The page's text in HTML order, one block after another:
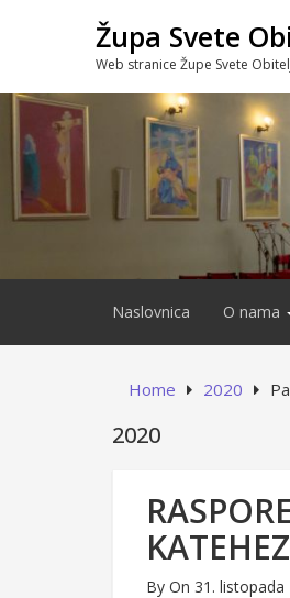
Župa Svete
Web stranice Župe Svete
Naslovnica O nama
Home 2020
2020
By On 31. listopada